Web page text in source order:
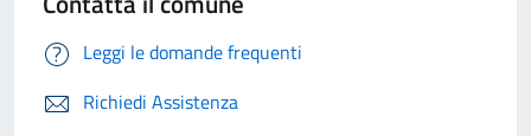
Leggi le domande frequenti
Richiedi Assistenza